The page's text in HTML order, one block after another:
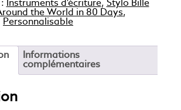
Instruments d'écriture, Stylo Bille
the World in 80 Days,
Personnalisable
Informations
complémentaires